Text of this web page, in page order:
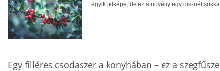
egyik jelképe, de ez a növény egy dísznél
Egy filléres csodaszer a konyhában – ez a